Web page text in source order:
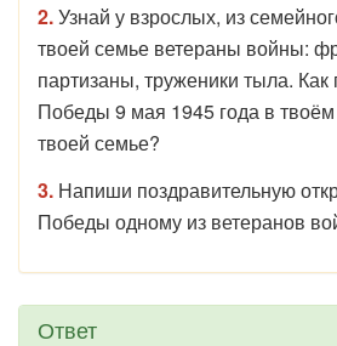
2.Узнай у взрослых, из
твоей семье ветераны войны:
партизаны, труженики тыла.
Победы 9 мая 1945 года в твоём
твоей семье?
3. Напиши поздравительную
Победы одному из ветеранов
Ответ